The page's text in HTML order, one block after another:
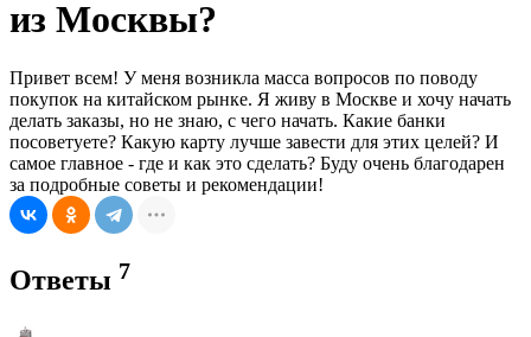
из Москвы?
Привет всем! У меня возникла масса вопросов по поводу
покупок на китайском рынке. Я живу в Москве и хочу начать
делать заказы, но не знаю, с чего начать. Какие банки
посоветуете? Какую карту лучше завести для этих целей? И
самое главное - где и как это сделать? Буду очень благодарен
за подробные советы и рекомендации!
Ответы 7